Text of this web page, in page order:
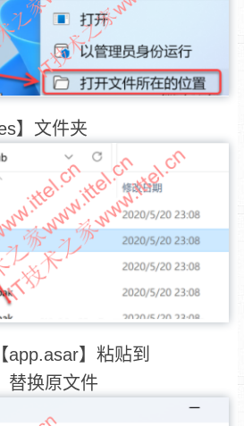
】文件夹
app.asar】粘贴到
替换原文件